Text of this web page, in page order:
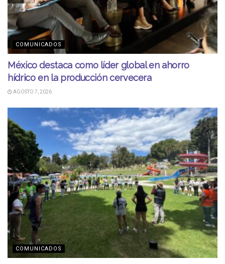
COMUNICADOS
México destaca como líder global en ahorro
hídrico en la producción cervecera
AGOSTO 7, 2026
COMUNICADOS